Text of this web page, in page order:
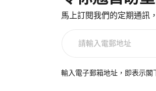
馬上訂閱我們的定期通訊
電
輸入電子郵箱地址，即表示閣